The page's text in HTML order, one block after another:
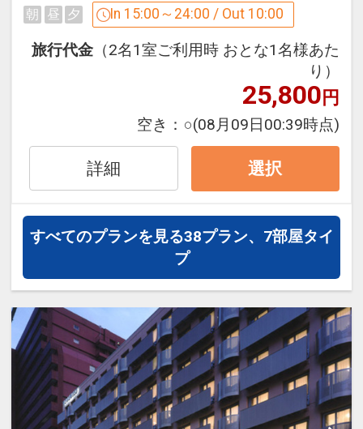
ナルピローで皆さまの快眠をサポート！
日本ベッド社との共同開発により誕生し
たオリジナルマットレスでエネルギーを
●全館Wi-Fi利用可能(無料)
全館Wi-Fi利用無料！客室には有線LANも
さらに携帯充電器(多機種対応)も全室完
備しております。
●3モードシャワーヘッド(シングルBを除
く)
一日の疲れを癒やし、新しい一日をさわ
やかに迎えていただくため、
3モード対応のマッサージ機能付きシャ
ワーヘッドを採用！
●全室消臭除菌スプレーリセッシュ完備
◇広島東急REIホテルはここがオスス
メ！◇
エレベーターにはカードキーによるセキ
ュリティーシステムを採用で安心！
24時～6時は正面エントランスを施錠、
ご宿泊者様のみカードキーで出入り可能
●ご宿泊者様専用ラウンジ(15時～24時)
3階ゲストラウンジでは挽きたての豆を
使用したコーヒーや紅茶を無料でご用
意！
チェックイン後やお休み前のホッとひと
いきにぜひご利用ください。
テイクアウト用カップもご用意いたして
おります♪
朝 昼 夕 In 15:00～24:00 / Out 10:00
旅行代金 （2名1室ご利用時 おとな1名様あた
り）
25,800円
空き： ○(08月09日00:39時点)
詳細 選択
すべてのプランを見る38プラン、7部屋タイ
プ